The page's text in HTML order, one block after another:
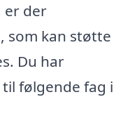
er der
som kan støtte
Du har
følgende fag i